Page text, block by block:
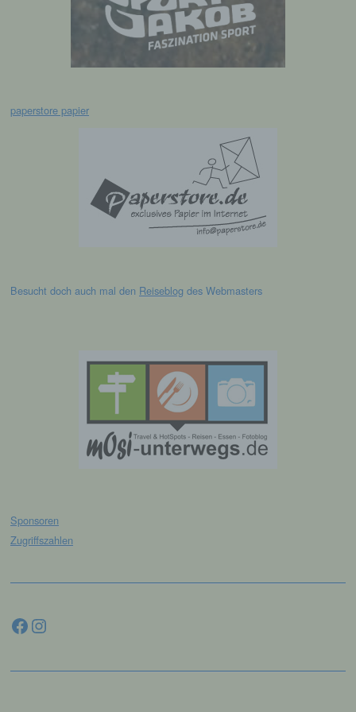
paperstore papier
Besucht doch auch mal den Reiseblog des Webmasters
Sponsoren
Zugriffszahlen
Facebook
d) Einschränkung der Verarbeitung
Einschränkung der Verarbeitung ist die
künftige Verarbeitung einzuschränken.
Profiling ist jede Art der automatisierten
Verarbeitung personenbezogener Daten, die
darin besteht, dass diese
zu bewerten, insbesondere, um Aspekte
bezüglich Arbeitsleistung, wirtschaftlicher
natürlichen Person zu analysieren oder
vorherzusagen.
f) Pseudonymisierung
Pseudonymisierung ist die Verarbeitung
können, sofern diese zusätzlichen